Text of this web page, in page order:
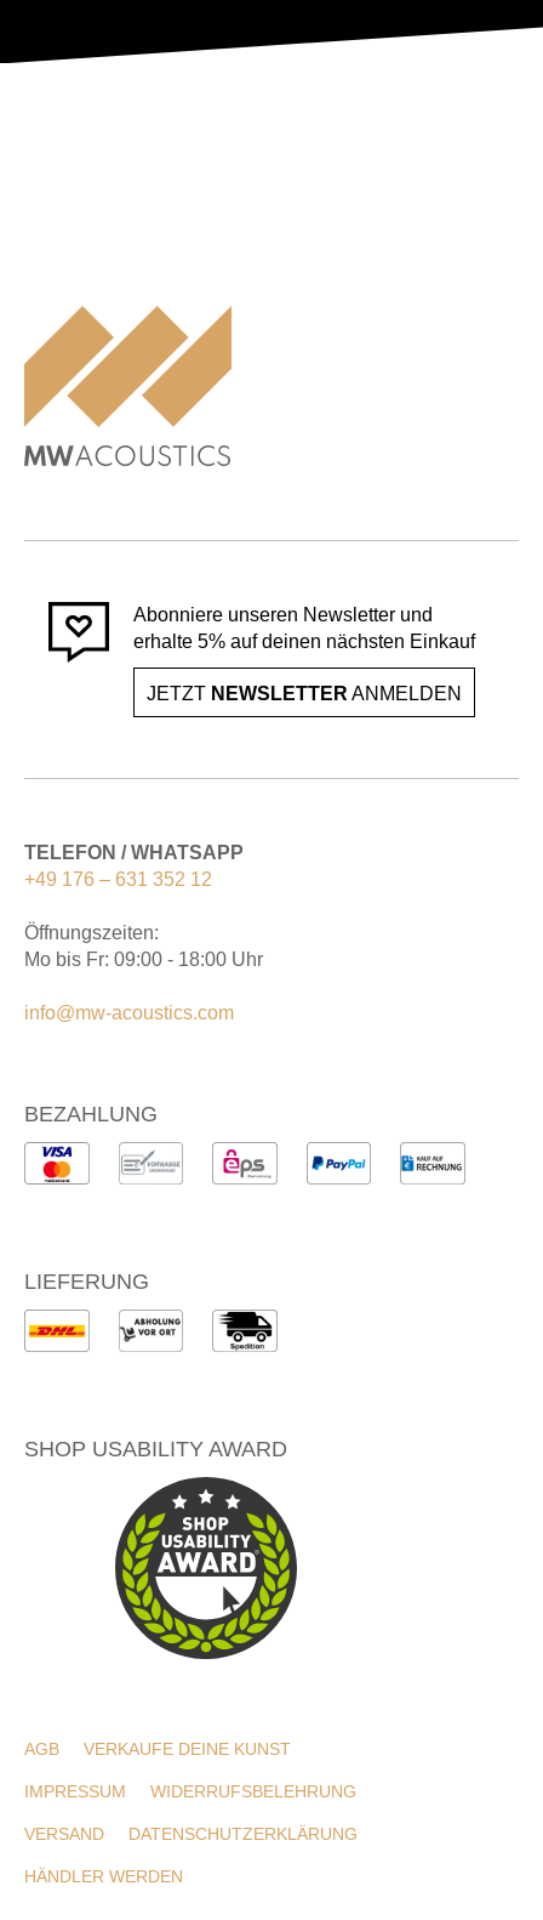
Abonniere unseren Newsletter und
erhalte 5% auf deinen nächsten Einkauf
JETZT NEWSLETTER ANMELDEN
TELEFON / WHATSAPP
+49 176 – 631 352 12
Öffnungszeiten:
Mo bis Fr: 09:00 - 18:00 Uhr
info@mw-acoustics.com
BEZAHLUNG
LIEFERUNG
SHOP USABILITY AWARD
AGB VERKAUFE DEINE KUNST
IMPRESSUM WIDERRUFSBELEHRUNG
VERSAND DATENSCHUTZERKLÄRUNG
HÄNDLER WERDEN